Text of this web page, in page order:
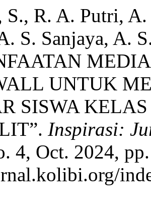
S., R. A. Putri,
S. Sanjaya, A.
UNTUK
SISWA
Inspirasi:
4, Oct. 2024,